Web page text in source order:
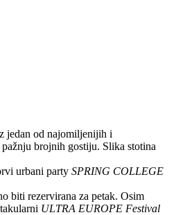
jedan od najomiljenijih i
brojnih gostiju. Slika stotina
urbani party SPRING COLLEGE
biti rezervirana za petak. Osim
ULTRA EUROPE Festival